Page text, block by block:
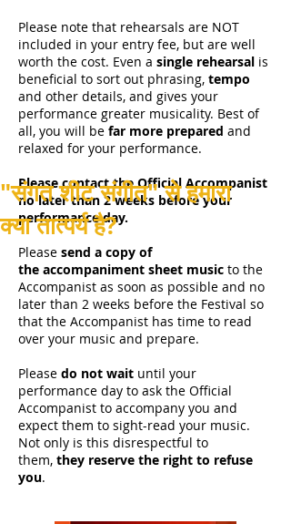
Please note that rehearsals are NOT
included in your entry fee, but are well
worth the cost. Even a single rehearsal is
beneficial to sort out phrasing, tempo
and other details, and gives your
performance greater musicality. Best of
all, you will be far more prepared and
relaxed for your performance.
Please contact the Official Accompanist
no later than 2 weeks before your
performance day.
Please send a copy of
the accompaniment sheet music to the
Accompanist as soon as possible and no
later than 2 weeks before the Festival so
that the Accompanist has time to read
over your music and prepare.
Please do not wait until your
performance day to ask the Official
Accompanist to accompany you and
expect them to sight-read your music.
Not only is this disrespectful to
them, they reserve the right to refuse
you.
"संगत शीट संगीत" से हमारा
क्या तात्पर्य है?